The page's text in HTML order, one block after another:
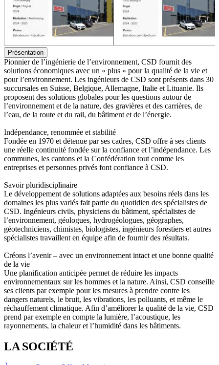
Présentation
Pionnier de l’ingénierie de l’environnement, CSD fournit des
solutions économiques avec un « plus » pour la qualité de la vie et
pour l’environnement. Les ingénieurs de CSD sont présents dans 30
succursales en Suisse, Belgique, Allemagne, Italie et Lituanie. Ils
proposent des solutions globales pour les questions autour de
l’environnement et de la nature, des gravières et des carrières, de
l’eau, de la route et du rail, du bâtiment et de l’énergie.
Indépendance, renommée et stabilité
Fondée en 1970 et détenue par ses cadres, CSD offre à ses clients
une réelle continuité fondée sur la confiance et l’indépendance. Les
communes, les cantons et la Confédération tout comme les
entreprises et personnes privés font confiance à CSD.
Savoir pluridisciplinaire
Le développement de solutions adaptées aux besoins réels dans les
domaines les plus variés fait partie du quotidien des spécialistes de
CSD. Ingénieurs civils, physiciens du bâtiment, spécialistes de
l’environnement, géologues, hydrogéologues, géographes,
géotechniciens, chimistes, biologistes, ingénieurs forestiers et autres
spécialistes travaillent en équipe afin de fournir des résultats.
Créons l’avenir – avec un environnement intact et une bonne qualité
de la vie
Une planification anticipée permet de réduire les impacts
environnementaux sur les hommes et la nature. Ainsi, CSD conseille
ses clients par exemple pour les mesures à prendre contre les
dangers naturels, le bruit, les vibrations, les polluants, et même le
réchauffement climatique. Afin d’améliorer la qualité de la vie, CSD
prend par exemple en compte la lumière, l’acoustique, les
rayonnements, la chaleur et l’humidité dans les bâtiments.
LA SOCIÉTÉ